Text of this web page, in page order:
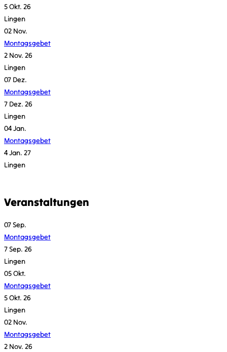
5 Okt. 26
Lingen
02 Nov.
Montagsgebet
2 Nov. 26
Lingen
07 Dez.
Montagsgebet
7 Dez. 26
Lingen
04Jan.
Montagsgebet
4 Jan. 27
Lingen
Veranstaltungen
07Sep.
Montagsgebet
7 Sep. 26
Lingen
05Okt.
Montagsgebet
5 Okt. 26
Lingen
02 Nov.
Montagsgebet
2 Nov. 26